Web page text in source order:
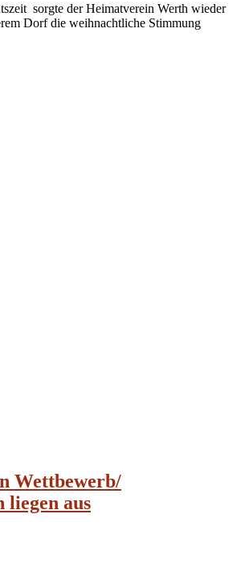
sorgte der Heimatverein Werth wieder
Dorf die weihnachtliche Stimmung
Wettbewerb/
liegen aus